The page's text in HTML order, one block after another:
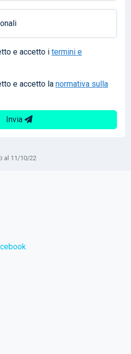
e accetto i termini e
e accetto la normativa sulla
Invia
al 11/10/22